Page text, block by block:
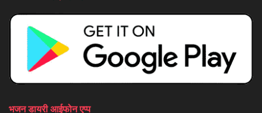
भजन डायरी आईफोन एप्प